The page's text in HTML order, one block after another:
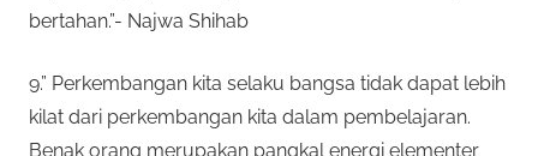
bertahan.”- Najwa Shihab
9.” Perkembangan kita selaku bangsa tidak dapat lebih
kilat dari perkembangan kita dalam pembelajaran.
Benak orang merupakan pangkal energi elementer